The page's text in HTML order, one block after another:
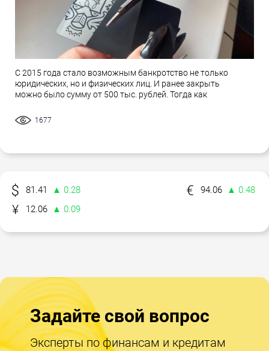
С 2015 года стало возможным банкротство не только
юридических, но и физических лиц. И ранее закрыть
можно было сумму от 500 тыс. рублей. Тогда как
1677
81.41 ▲ 0.28 94.06
▲ 0.48
12.06
▲ 0.09
Задайте свой вопрос
Эксперты по финансам и кредитам